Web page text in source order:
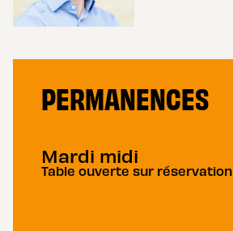
PERMANENCES
Mardi midi
Table ouverte sur réservation